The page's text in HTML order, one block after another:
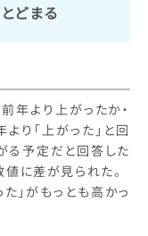
どまる
年より上がったか・
り「上がった」と回
る予定だと回答した
に差が見られた。
」がもっとも高かっ